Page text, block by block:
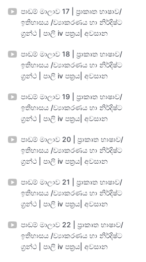
පාඩම් මාලාව 17 | ප්‍රාකෘත භාෂාව/
ඉතිහාසය /ව්‍යාකරණය හා නිර්දිෂ්ට
ග්‍රන්ථ | පාලි iv පත්‍රය| අවසාන
පාඩම් මාලාව 18 | ප්‍රාකෘත භාෂාව/
ඉතිහාසය /ව්‍යාකරණය හා නිර්දිෂ්ට
ග්‍රන්ථ | පාලි iv පත්‍රය| අවසාන
පාඩම් මාලාව 19 | ප්‍රාකෘත භාෂාව/
ඉතිහාසය /ව්‍යාකරණය හා නිර්දිෂ්ට
ග්‍රන්ථ | පාලි iv පත්‍රය| අවසාන
පාඩම් මාලාව 20 | ප්‍රාකෘත භාෂාව/
ඉතිහාසය /ව්‍යාකරණය හා නිර්දිෂ්ට
ග්‍රන්ථ | පාලි iv පත්‍රය| අවසාන
පාඩම් මාලාව 21 | ප්‍රාකෘත භාෂාව/
ඉතිහාසය /ව්‍යාකරණය හා නිර්දිෂ්ට
ග්‍රන්ථ | පාලි iv පත්‍රය| අවසාන
පාඩම් මාලාව 22 | ප්‍රාකෘත භාෂාව/
ඉතිහාසය /ව්‍යාකරණය හා නිර්දිෂ්ට
ග්‍රන්ථ | පාලි iv පත්‍රය| අවසාන